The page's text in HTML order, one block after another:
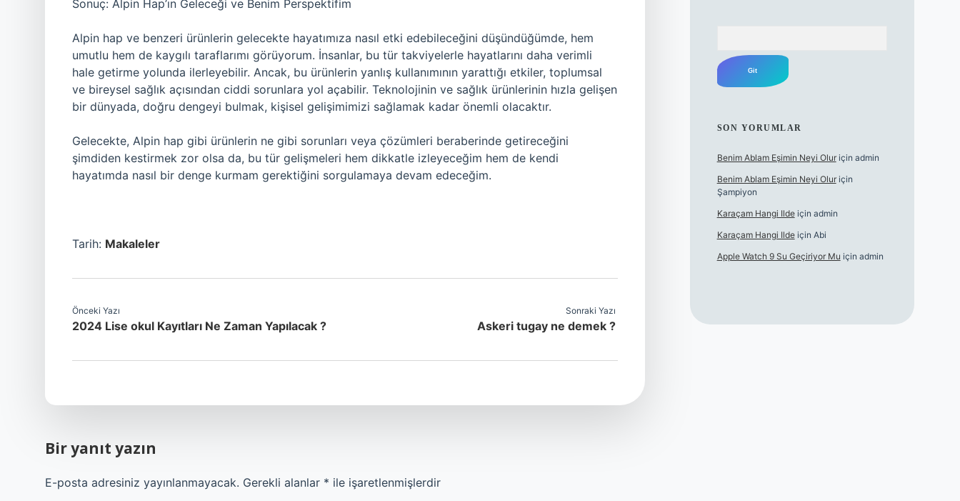
Sonuç: Alpin Hap’ın Geleceği ve Benim Perspektifim
Alpin hap ve benzeri ürünlerin gelecekte hayatımıza nasıl etki edebileceğini düşündüğümde, hem
umutlu hem de kaygılı taraflarımı görüyorum. İnsanlar, bu tür takviyelerle hayatlarını daha verimli
hale getirme yolunda ilerleyebilir. Ancak, bu ürünlerin yanlış kullanımının yarattığı etkiler, toplumsal
ve bireysel sağlık açısından ciddi sorunlara yol açabilir. Teknolojinin ve sağlık ürünlerinin hızla gelişen
bir dünyada, doğru dengeyi bulmak, kişisel gelişimimizi sağlamak kadar önemli olacaktır.
Gelecekte, Alpin hap gibi ürünlerin ne gibi sorunları veya çözümleri beraberinde getireceğini
şimdiden kestirmek zor olsa da, bu tür gelişmeleri hem dikkatle izleyeceğim hem de kendi
hayatımda nasıl bir denge kurmam gerektiğini sorgulamaya devam edeceğim.
Tarih: Makaleler
Önceki Yazı
2024 Lise okul Kayıtları Ne Zaman Yapılacak ?
Sonraki Yazı
Askeri tugay ne demek ?
Bir yanıt yazın
E-posta adresiniz yayınlanmayacak. Gerekli alanlar * ile işaretlenmişlerdir
SON YORUMLAR
Benim Ablam Eşimin Neyi Oluriçin admin
Benim Ablam Eşimin Neyi Oluriçin
Şampiyon
Karaçam Hangi Ildeiçin admin
Karaçam Hangi Ildeiçin Abi
Apple Watch 9 Su Geçiriyor Mu için admin